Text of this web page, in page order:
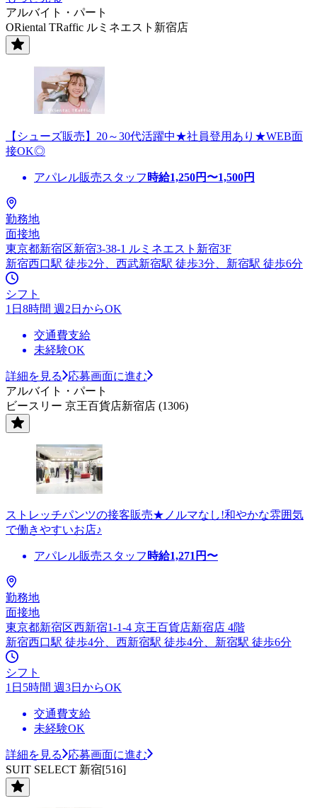
アルバイト・パート
ORiental TRaffic ルミネエスト新宿店
【シューズ販売】20～30代活躍中★社員登用あり★WEB面
接OK◎
アパレル販売スタッフ 時給1,250円〜1,500円
勤務地
面接地
東京都新宿区新宿3-38-1 ルミネエスト新宿3F
新宿西口駅 徒歩2分、西武新宿駅 徒歩3分、新宿駅 徒歩6分
シフト
1日8時間 週2日からOK
交通費支給
未経験OK
詳細を見る
応募画面に進む
アルバイト・パート
ビースリー 京王百貨店新宿店 (1306)
ストレッチパンツの接客販売★ノルマなし!和やかな雰囲気
で働きやすいお店♪
アパレル販売スタッフ 時給1,271 円〜
勤務地
面接地
東京都新宿区西新宿1-1-4 京王百貨店新宿店 4階
新宿西口駅 徒歩4分、西新宿駅 徒歩4分、新宿駅 徒歩6分
シフト
1日5時間 週3日からOK
交通費支給
未経験OK
詳細を見る
応募画面に進む
SUIT SELECT 新宿[516]